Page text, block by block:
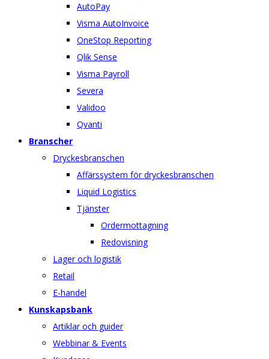
AutoPay
Visma AutoInvoice
OneStop Reporting
Qlik Sense
Visma Payroll
Severa
Validoo
Qvanti
Branscher
Dryckesbranschen
Affärssystem för dryckesbranschen
Liquid Logistics
Tjänster
Ordermottagning
Redovisning
Lager och logistik
Retail
E-handel
Kunskapsbank
Artiklar och guider
Webbinar & Events